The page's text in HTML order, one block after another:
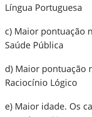
Língua Portuguesa
c) Maior pontuação
Saúde Pública
d) Maior pontuação
Raciocínio Lógico
e) Maior idade. Os